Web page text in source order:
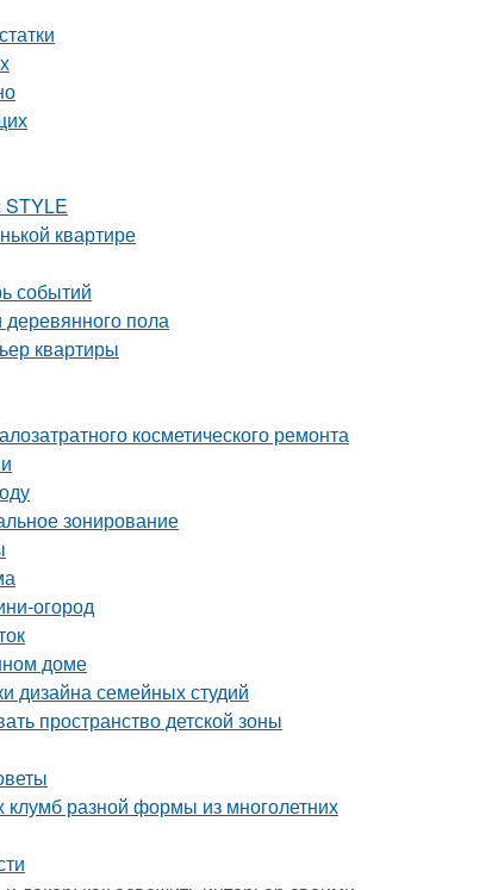
STYLE
квартире
событий
пола
квартиры
косметического ремонта
зонирование
огород
доме
дизайна семейных студий
пространство детской зоны
разной формы из многолетних